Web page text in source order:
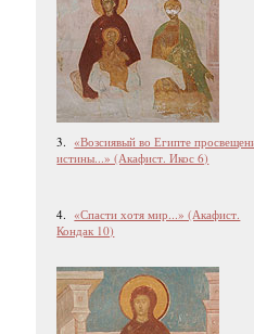
3. «Возсиявый во Египте
истины...» (Акафист. Икос 6)
4. «Спасти хотя мир...» (Акафист.
Кондак 10)